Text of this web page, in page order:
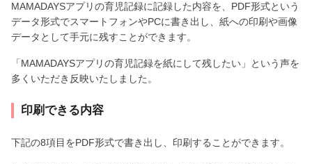
MAMADAYSアプリの育児記録に記録した内容を、PDF形式という
データ形式でスマートフォンやPCに書き出し、紙への印刷や画像
データとして手元に残すことができます。
「MAMADAYSアプリの育児記録を紙にして残したい」という声を
多くいただき反映いたしました。
印刷できる内容
下記の8項目をPDF形式で書き出し、印刷することができます。